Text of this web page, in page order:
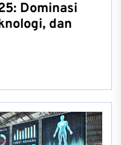
Dominasi
dan